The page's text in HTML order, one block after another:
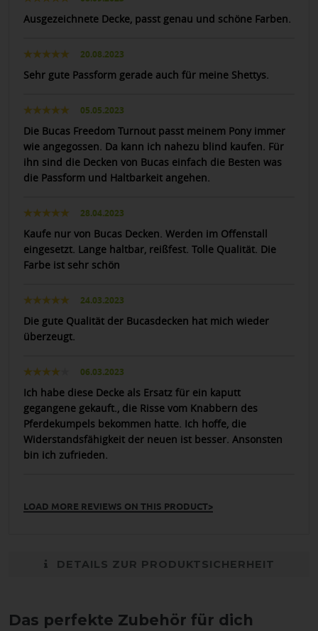
Ausgezeichnete Decke, passt genau und schöne Farben.
20.08.2023
Sehr gute Passform gerade auch für meine Shettys.
05.05.2023
Die Bucas Freedom Turnout passt meinem Pony immer
wie angegossen. Da kann ich nahezu blind kaufen. Für
ihn sind die Decken von Bucas einfach die Besten was
die Passform und Haltbarkeit angehen.
28.04.2023
Kaufe nur von Bucas Decken. Werden im Offenstall
eingesetzt. Lange haltbar, reißfest. Tolle Qualität. Die
Farbe ist sehr schön
24.03.2023
Die gute Qualität der Bucasdecken hat mich wieder
überzeugt.
06.03.2023
Ich habe diese Decke als Ersatz für ein kaputt
gegangene gekauft., die Risse vom Knabbern des
Pferdekumpels bekommen hatte. Ich hoffe, die
Widerstandsfähigkeit der neuen ist besser. Ansonsten
bin ich zufrieden.
LOAD MORE REVIEWS ON THIS PRODUCT>
DETAILS ZUR PRODUKTSICHERHEIT
Das perfekte Zubehör für dich